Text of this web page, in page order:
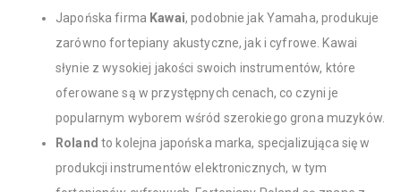
Japońska firma Kawai, podobnie jak Yamaha, produkuje
zarówno fortepiany akustyczne, jak i cyfrowe. Kawai
słynie z wysokiej jakości swoich instrumentów, które
oferowane są w przystępnych cenach, co czyni je
popularnym wyborem wśród szerokiego grona muzyków.
Roland to kolejna japońska marka, specjalizująca się w
produkcji instrumentów elektronicznych, w tym